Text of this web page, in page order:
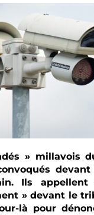
» millavois
Ils
» devant le
là pour